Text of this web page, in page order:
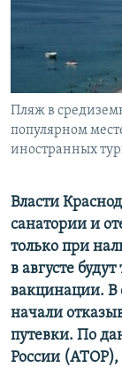
УКРАИНСКАЯ
Все сайты
Пляж в
популярном
иностранных
Власти
санатории и
только при
в августе
вакцинации. В
начали
путевки. По
России (АТОР),